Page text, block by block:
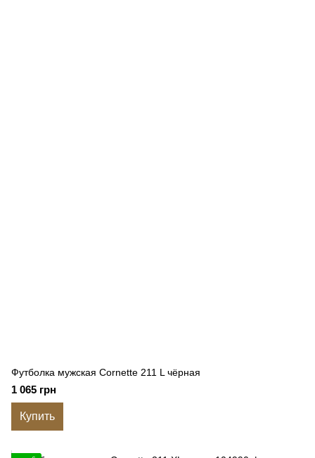
Футболка мужская Cornette 211 L чёрная
1 065 грн
Купить